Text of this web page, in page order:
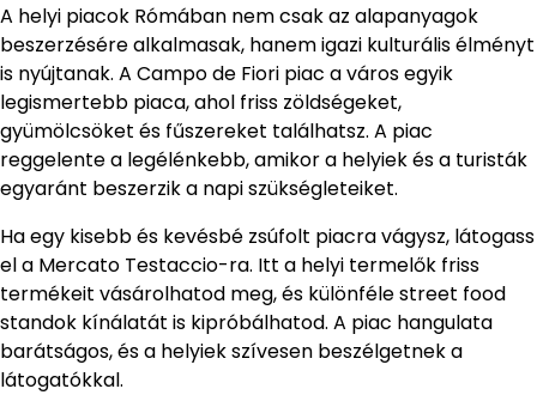
A helyi piacok Rómában nem csak az alapanyagok
beszerzésére alkalmasak, hanem igazi kulturális élményt
is nyújtanak. A Campo de Fiori piac a város egyik
legismertebb piaca, ahol friss zöldségeket,
gyümölcsöket és fűszereket találhatsz. A piac
reggelente a legélénkebb, amikor a helyiek és a turisták
egyaránt beszerzik a napi szükségleteiket.
Ha egy kisebb és kevésbé zsúfolt piacra vágysz, látogass
el a Mercato Testaccio-ra. Itt a helyi termelők friss
termékeit vásárolhatod meg, és különféle street food
standok kínálatát is kipróbálhatod. A piac hangulata
barátságos, és a helyiek szívesen beszélgetnek a
látogatókkal.